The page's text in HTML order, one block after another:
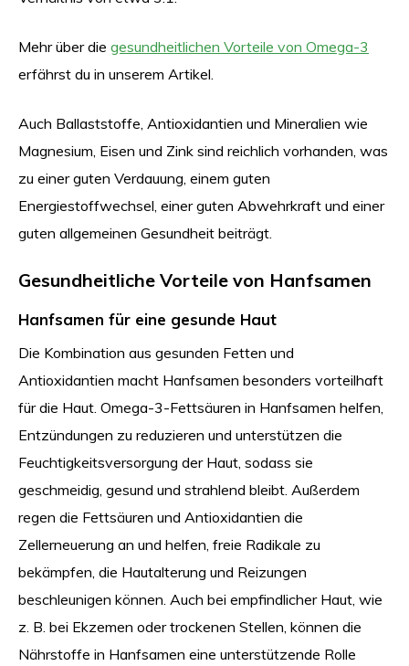
Mehr über die gesundheitlichen Vorteile von Omega-3
erfährst du in unserem Artikel.
Auch Ballaststoffe, Antioxidantien und Mineralien wie
Magnesium, Eisen und Zink sind reichlich vorhanden, was
zu einer guten Verdauung, einem guten
Energiestoffwechsel, einer guten Abwehrkraft und einer
guten allgemeinen Gesundheit beiträgt.
Gesundheitliche Vorteile von Hanfsamen
Hanfsamen für eine gesunde Haut
Die Kombination aus gesunden Fetten und
Antioxidantien macht Hanfsamen besonders vorteilhaft
für die Haut. Omega-3-Fettsäuren in Hanfsamen helfen,
Entzündungen zu reduzieren und unterstützen die
Feuchtigkeitsversorgung der Haut, sodass sie
geschmeidig, gesund und strahlend bleibt. Außerdem
regen die Fettsäuren und Antioxidantien die
Zellerneuerung an und helfen, freie Radikale zu
bekämpfen, die Hautalterung und Reizungen
beschleunigen können. Auch bei empfindlicher Haut, wie
z. B. bei Ekzemen oder trockenen Stellen, können die
Nährstoffe in Hanfsamen eine unterstützende Rolle